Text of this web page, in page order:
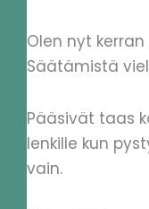
Olen nyt
Säätämistä
Pääsivät taas
lenkille kun
vain.